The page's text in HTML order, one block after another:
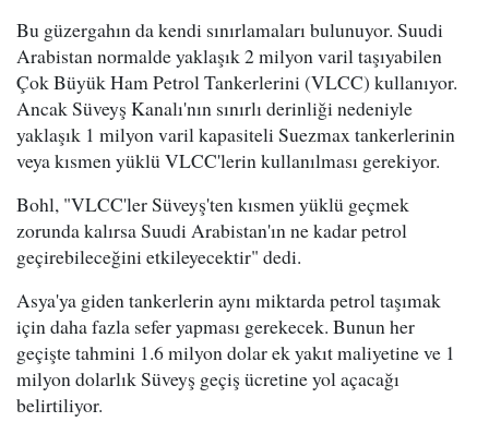
Bu güzergahın da kendi sınırlamaları bulunuyor. Suudi
Arabistan normalde yaklaşık 2 milyon varil taşıyabilen
Çok Büyük Ham Petrol Tankerlerini (VLCC) kullanıyor.
Ancak Süveyş Kanalı'nın sınırlı derinliği nedeniyle
yaklaşık 1 milyon varil kapasiteli Suezmax tankerlerinin
veya kısmen yüklü VLCC'lerin kullanılması gerekiyor.
Bohl, "VLCC'ler Süveyş'ten kısmen yüklü geçmek
zorunda kalırsa Suudi Arabistan'ın ne kadar petrol
geçirebileceğini etkileyecektir" dedi.
Asya'ya giden tankerlerin aynı miktarda petrol taşımak
için daha fazla sefer yapması gerekecek. Bunun her
geçişte tahmini 1.6 milyon dolar ek yakıt maliyetine ve 1
milyon dolarlık Süveyş geçiş ücretine yol açacağı
belirtiliyor.